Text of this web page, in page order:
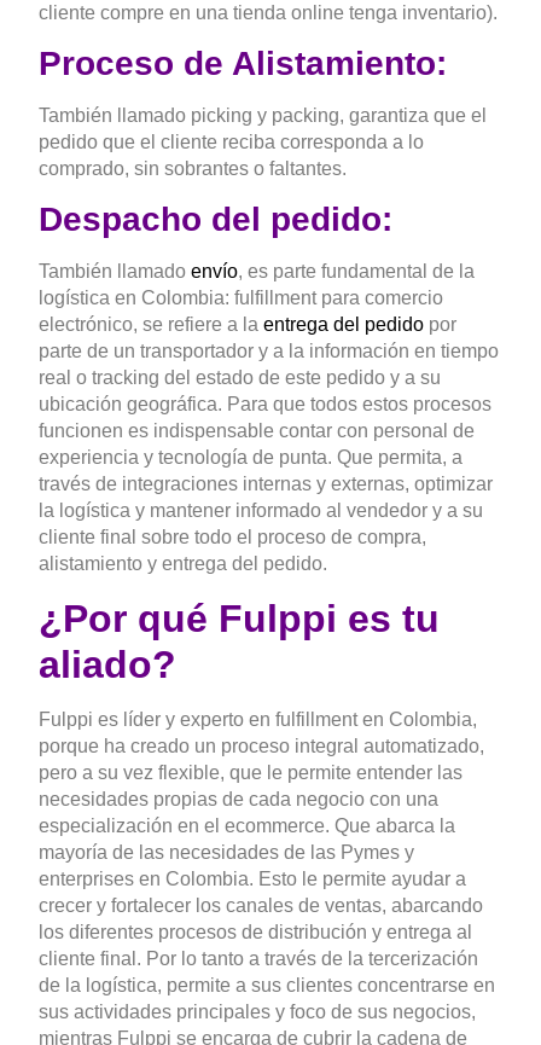
cliente compre en una tienda online tenga inventario).
Proceso de Alistamiento:
También llamado picking y packing, garantiza que el
pedido que el cliente reciba corresponda a lo
comprado, sin sobrantes o faltantes.
Despacho del pedido:
También llamadoenvío, es parte fundamental de la
logística en Colombia: fulfillment para comercio
electrónico, se refiere a laentrega del pedido por
parte de un transportador y a la información en tiempo
real o tracking del estado de este pedido y a su
ubicación geográfica. Para que todos estos procesos
funcionen es indispensable contar con personal de
experiencia y tecnología de punta. Que permita, a
través de integraciones internas y externas, optimizar
la logística y mantener informado al vendedor y a su
cliente final sobre todo el proceso de compra,
alistamiento y entrega del pedido.
¿Por qué Fulppi es tu
aliado?
Fulppi es líder y experto en fulfillment en Colombia,
porque ha creado un proceso integral automatizado,
pero a su vez flexible, que le permite entender las
necesidades propias de cada negocio con una
especialización en el ecommerce. Que abarca la
mayoría de las necesidades de las Pymes y
enterprises en Colombia. Esto le permite ayudar a
crecer y fortalecer los canales de ventas, abarcando
los diferentes procesos de distribución y entrega al
cliente final. Por lo tanto a través de la tercerización
de la logística, permite a sus clientes concentrarse en
sus actividades principales y foco de sus negocios,
mientras Fulppi se encarga de cubrir la cadena de